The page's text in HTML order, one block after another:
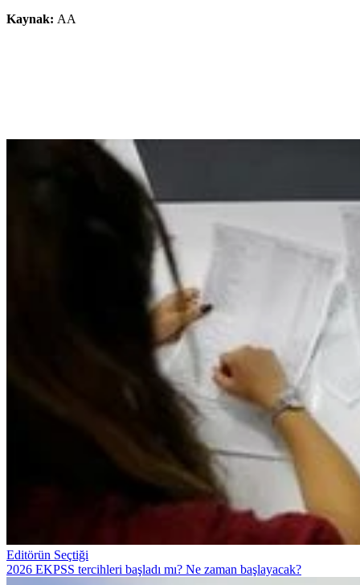
Kaynak: AA
Editörün Seçtiği
2026 EKPSS tercihleri başladı mı? Ne zaman başlayacak?